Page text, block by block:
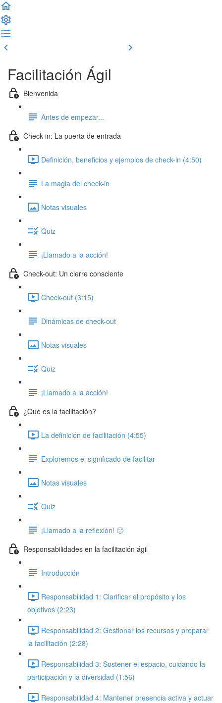
Facilitación Ágil
Bienvenida
Antes de empezar...
Check-in: La puerta de entrada
Definición, beneficios y ejemplos de check-in (4:50)
La magia del check-in
Notas visuales
Quiz
¡Llamado a la acción!
Check-out: Un cierre consciente
Check-out (3:15)
Dinámicas de check-out
Notas visuales
Quiz
¡Llamado a la acción!
¿Qué es la facilitación?
La definición de facilitación (4:55)
Exploremos el significado de facilitar
Notas visuales
Quiz
¡Llamado a la reflexión! 🙂
Responsabilidades en la facilitación ágil
Introducción
Responsabilidad 1: Clarificar el propósito y los
objetivos (2:23)
Responsabilidad 2: Gestionar los recursos y preparar
la facilitación (2:28)
Responsabilidad 3: Sostener el espacio, cuidando la
participación y la diversidad (1:56)
Responsabilidad 4: Mantener presencia activa y actuar